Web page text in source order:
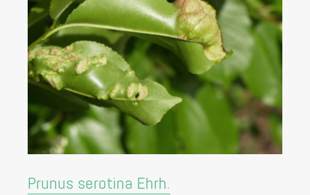
Prunus serotina Ehrh.